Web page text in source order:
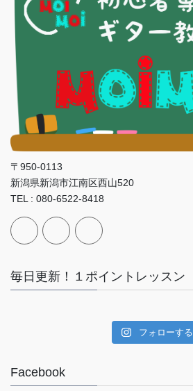
〒950-0113
新潟県新潟市江南区西山520
TEL : 080-6522-8418
毎日更新！１ポイントレッスン
フォローする
Facebook